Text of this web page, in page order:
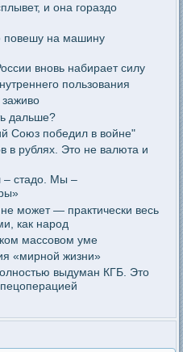
и она гораздо
повешу на машину
вновь набирает силу
пользования
дальше?
Союз победил в войне"
в рублях. Это не валюта и
– стадо. Мы –
может — практически весь
как народ
массовом уме
«мирной жизни»
выдуман КГБ. Это